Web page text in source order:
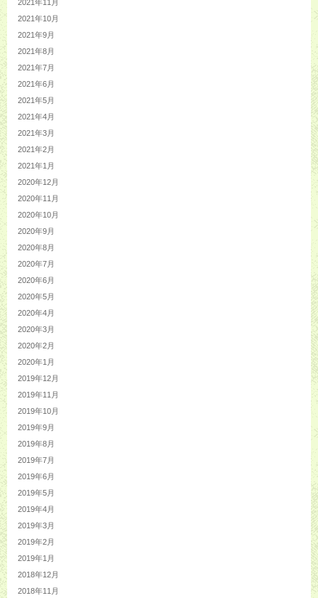
2021年11月
2021年10月
2021年9月
2021年8月
2021年7月
2021年6月
2021年5月
2021年4月
2021年3月
2021年2月
2021年1月
2020年12月
2020年11月
2020年10月
2020年9月
2020年8月
2020年7月
2020年6月
2020年5月
2020年4月
2020年3月
2020年2月
2020年1月
2019年12月
2019年11月
2019年10月
2019年9月
2019年8月
2019年7月
2019年6月
2019年5月
2019年4月
2019年3月
2019年2月
2019年1月
2018年12月
2018年11月